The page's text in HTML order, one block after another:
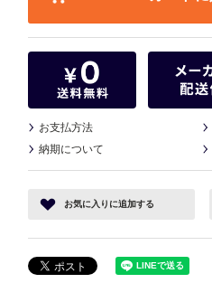
お支払方法
納期について
お気に入り に追加する